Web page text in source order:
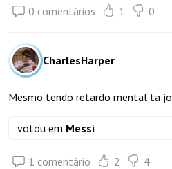
0 comentários 1 0
CharlesHarper
Mesmo tendo retardo mental ta
votou em Messi
1 comentário 2 4